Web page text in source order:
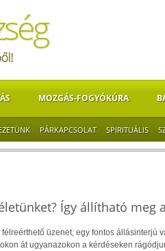
MOZGÁS-FOGYÓKÚRA
PÁRKAPCSOLAT SPIRITUÁLIS
Így állítható meg
félreérthető üzenet, egy fontos állásinterjú
át ugyanazokon a kérdéseken